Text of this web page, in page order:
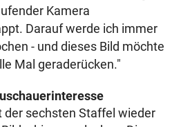
Kamera
Darauf werde ich immer
- und dieses Bild möchte
Mal geraderücken."
der sechsten Staffel wieder